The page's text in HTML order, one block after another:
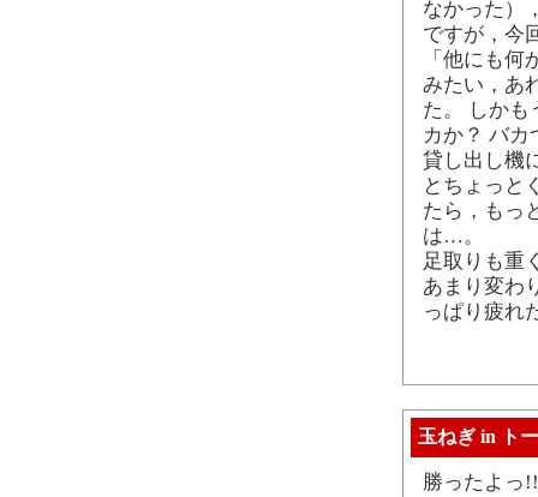
なかった）
ですが，今
「他にも
みたい，あ
た。 しかも
カか？ バカ
貸し出し機
とちょっと
たら，もっ
は…。
足取りも重
あまり変わ
っぱり疲れ
玉ねぎ in ト
勝ったよっ